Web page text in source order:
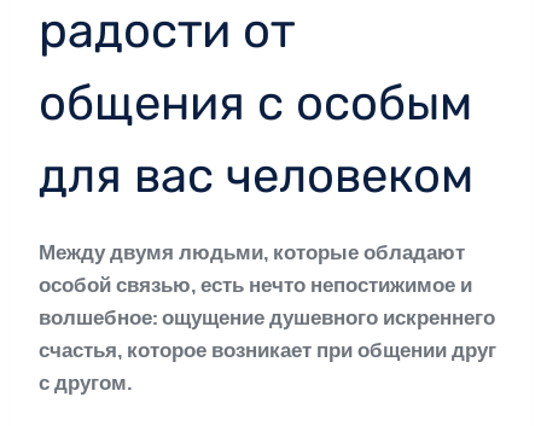
радости от
общения с особым
для вас человеком
Между двумя людьми, которые обладают
особой связью, есть нечто непостижимое и
волшебное: ощущение душевного искреннего
счастья, которое возникает при общении друг
с другом.